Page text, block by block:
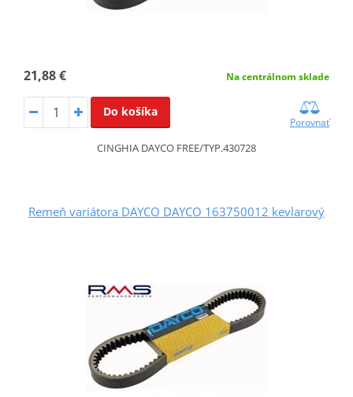
21,88 € Na centrálnom sklade
Do košíka
Porovnať
CINGHIA DAYCO FREE/TYP.430728
Remeň variátora DAYCO DAYCO 163750012 kevlarový